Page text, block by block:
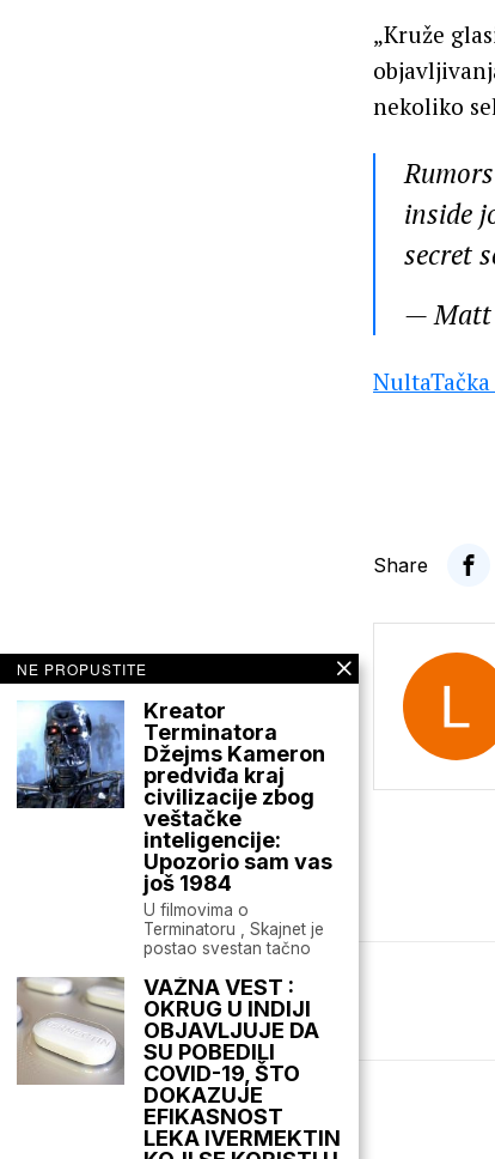
„Kruže
nekoliko
inside
secret
— Matt
NultaTačka
Share
Mario zna Youtube
NE PROPUSTITE
Kreator
Terminatora
Džejms Kameron
predviđa kraj
civilizacije zbog
veštačke
inteligencije:
Upozorio sam vas
još 1984
U filmovima o
Terminatoru , Skajnet je
postao svestan tačno
VAŽNA VEST :
OKRUG U INDIJI
OBJAVLJUJE DA
SU POBEDILI
COVID-19, ŠTO
DOKAZUJE
EFIKASNOST
LEKA IVERMEKTIN